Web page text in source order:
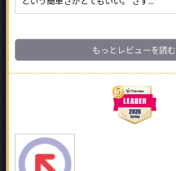
もっとレビューを読む